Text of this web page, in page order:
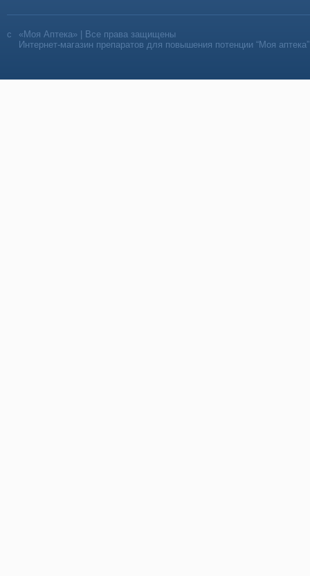
«Моя Аптека» | Все права защищены
Интернет-магазин препаратов для повышения потенции “Моя